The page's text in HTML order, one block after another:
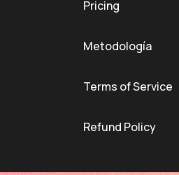
Pricing
Metodología
Terms of Service
Refund Policy